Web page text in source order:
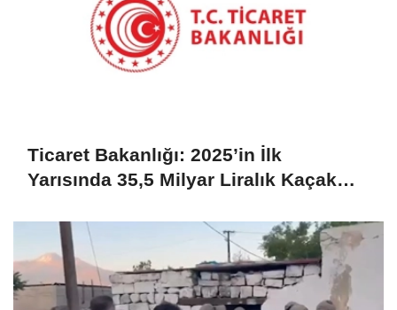
Ticaret Bakanlığı: 2025’in İlk
Yarısında 35,5 Milyar Liralık Kaçak